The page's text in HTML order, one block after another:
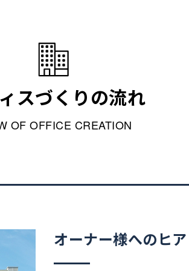
スづくりの流れ
OF OFFICE CREATION
オーナー様へのヒ